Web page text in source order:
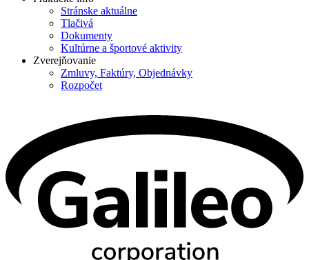
Stránske aktuálne
Tlačivá
Dokumenty
Kultúrne a športové aktivity
Zverejňovanie
Zmluvy, Faktúry, Objednávky
Rozpočet